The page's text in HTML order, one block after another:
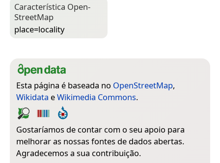
Característica Open­
Street­Map
place=­locality
Esta página é baseada no OpenStreetMap,
Wikidata eWikimedia Commons.
Gostaríamos de contar com o seu apoio para
melhorar as nossas fontes de dados abertas.
Agradecemos a sua contribuição.